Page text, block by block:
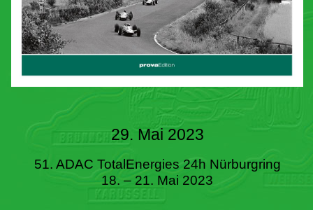
29. Mai 2023
51. ADAC TotalEnergies 24h Nürburgring
18. – 21. Mai 2023